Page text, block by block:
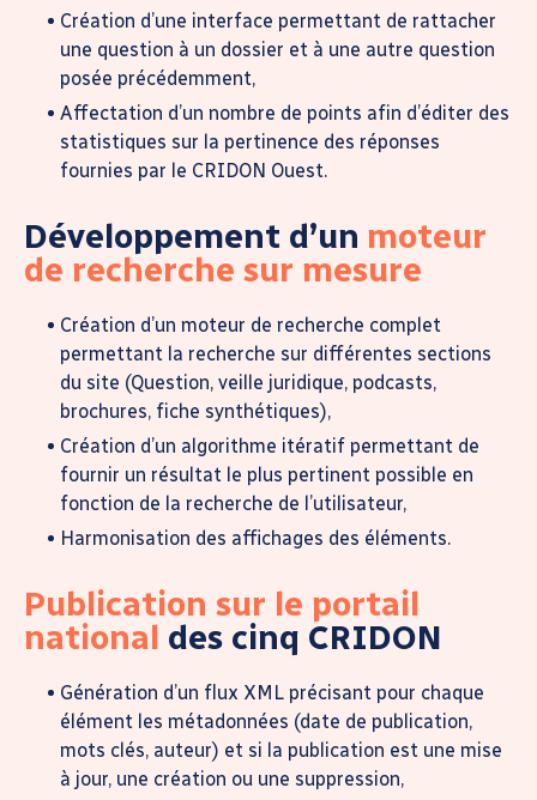
Création d’une interface permettant de rattacher
une question à un dossier et à une autre question
posée précédemment,
Affectation d’un nombre de points afin d’éditer des
statistiques sur la pertinence des réponses
fournies par le CRIDON Ouest.
Développement d’un moteur
de recherche sur mesure
Création d’un moteur de recherche complet
permettant la recherche sur différentes sections
du site (Question, veille juridique, podcasts,
brochures, fiche synthétiques),
Création d’un algorithme itératif permettant de
fournir un résultat le plus pertinent possible en
fonction de la recherche de l’utilisateur,
Harmonisation des affichages des éléments.
Publication sur le portail
national des cinq CRIDON
Génération d’un flux XML précisant pour chaque
élément les métadonnées (date de publication,
mots clés, auteur) et si la publication est une mise
à jour, une création ou une suppression,